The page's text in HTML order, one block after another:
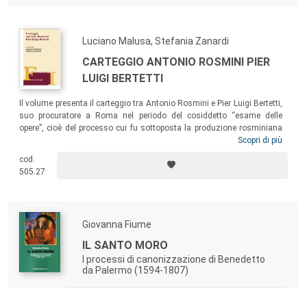
Luciano Malusa, Stefania Zanardi
CARTEGGIO ANTONIO ROSMINI PIER
LUIGI BERTETTI
Il volume presenta il carteggio tra Antonio Rosmini e Pier Luigi Bertetti,
suo procuratore a Roma nel periodo del cosiddetto “esame delle
opere”, cioè del processo cui fu sottoposta la produzione rosminiana
davanti alla Congregazione dell’Indice, nel periodo 1850-1854,
di censura. Il vasto e rilevante carteggio getta nuova luce sul
complesso della questione rosminiana e offre un quadro molto
riformatrici.
Scopri di più
cod.
505.27
Giovanna Fiume
IL SANTO MORO
I processi di canonizzazione di Benedetto
da Palermo (1594-1807)